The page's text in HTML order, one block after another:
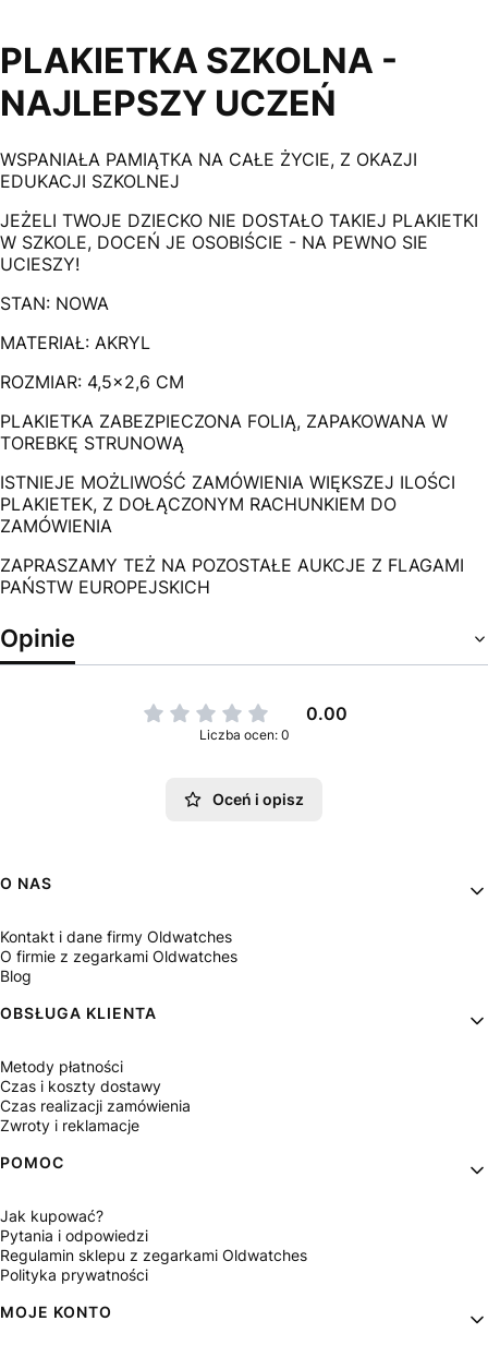
PLAKIETKA SZKOLNA -
NAJLEPSZY UCZEŃ
WSPANIAŁA PAMIĄTKA NA CAŁE ŻYCIE, Z OKAZJI
EDUKACJI SZKOLNEJ
JEŻELI TWOJE DZIECKO NIE DOSTAŁO TAKIEJ PLAKIETKI
W SZKOLE, DOCEŃ JE OSOBIŚCIE - NA PEWNO SIE
UCIESZY!
STAN: NOWA
MATERIAŁ: AKRYL
ROZMIAR: 4,5x2,6 CM
PLAKIETKA ZABEZPIECZONA FOLIĄ, ZAPAKOWANA W
TOREBKĘ STRUNOWĄ
ISTNIEJE MOŻLIWOŚĆ ZAMÓWIENIA WIĘKSZEJ ILOŚCI
PLAKIETEK, Z DOŁĄCZONYM RACHUNKIEM DO
ZAMÓWIENIA
ZAPRASZAMY TEŻ NA POZOSTAŁE AUKCJE Z FLAGAMI
PAŃSTW EUROPEJSKICH
Opinie
0.00
Liczba ocen: 0
Oceń i opisz
Linki w stopce
O NAS
Kontakt i dane firmy Oldwatches
O firmie z zegarkami Oldwatches
Blog
OBSŁUGA KLIENTA
Metody płatności
Czas i koszty dostawy
Czas realizacji zamówienia
Zwroty i reklamacje
POMOC
Jak kupować?
Pytania i odpowiedzi
Regulamin sklepu z zegarkami Oldwatches
Polityka prywatności
MOJE KONTO